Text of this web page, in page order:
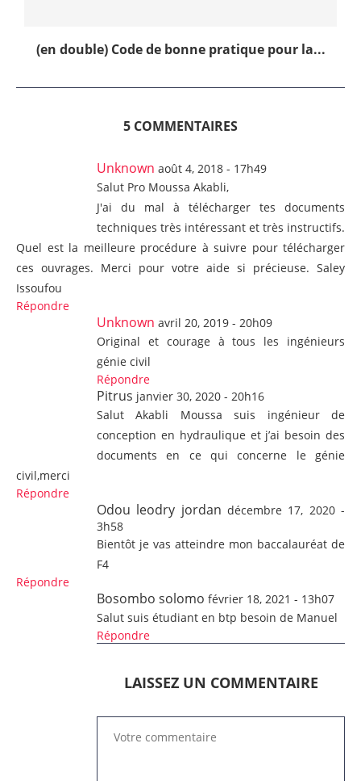
(en double) Code de bonne pratique pour la...
5 COMMENTAIRES
Unknown août 4, 2018 - 17h49
Salut Pro Moussa Akabli,
J'ai du mal à télécharger tes documents
techniques très intéressant et très instructifs.
Quel est la meilleure procédure à suivre pour télécharger
ces ouvrages. Merci pour votre aide si précieuse. Saley
Issoufou
Répondre
Unknown avril 20, 2019 - 20h09
Original et courage à tous les ingénieurs
génie civil
Répondre
Pitrus janvier 30, 2020 - 20h16
Salut Akabli Moussa suis ingénieur de
conception en hydraulique et j’ai besoin des
documents en ce qui concerne le génie
civil,merci
Répondre
Odou leodry jordan décembre 17, 2020 -
3h58
Bientôt je vas atteindre mon baccalauréat de
F4
Répondre
Bosombo solomo février 18, 2021 - 13h07
Salut suis étudiant en btp besoin de Manuel
Répondre
LAISSEZ UN COMMENTAIRE